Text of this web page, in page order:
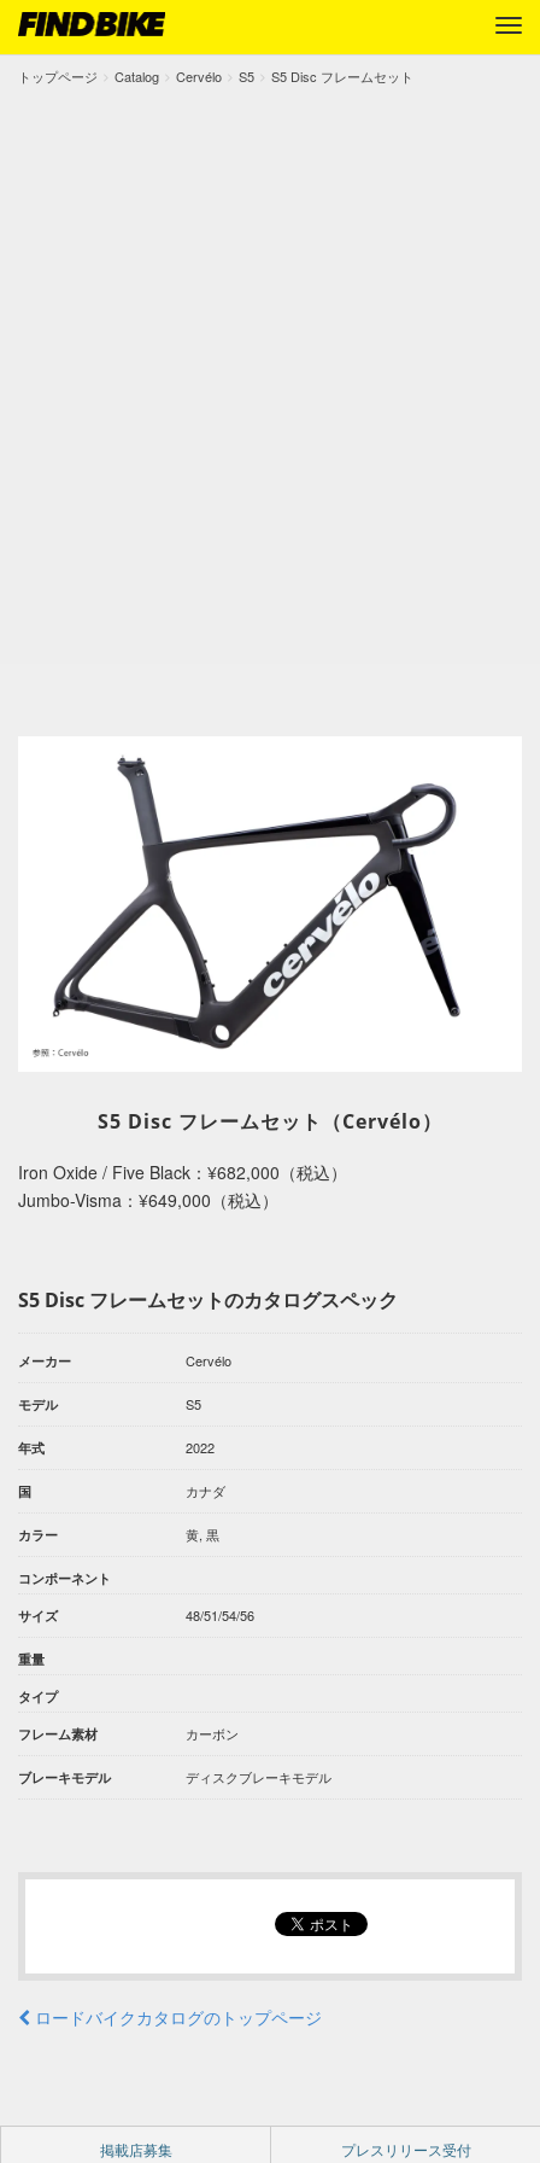
トップページ Catalog Cervélo S5 S5 Disc フレームセット
S5 Disc フレームセット（Cervélo）
Iron Oxide / Five Black：¥682,000（税込）
Jumbo-Visma：¥649,000（税込）
S5 Disc フレームセットのカタログスペック
メーカー Cervélo
モデル S5
年式 2022
国 カナダ
カラー 黄, 黒
コンポーネント
サイズ 48/51/54/56
重量
タイプ
フレーム素材 カーボン
ブレーキモデル ディスクブレーキモデル
ロードバイクカタログのトップページ
掲載店募集 プレスリリース受付